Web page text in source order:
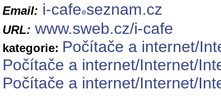
Email: i-cafe seznam.cz
URL: www.sweb.cz/i-cafe
kategorie: Počítače a internet/
Počítače a internet/Internet/
Počítače a internet/Internet/